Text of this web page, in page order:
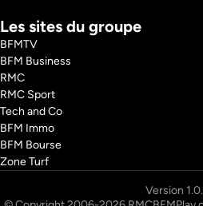
Les sites du groupe
BFMTV
BFM Business
RMC
RMC Sport
Tech and Co
BFM Immo
BFM Bourse
Zone Turf